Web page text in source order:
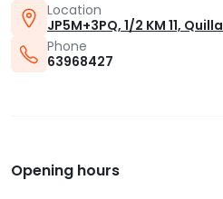
Location
JP5M+3PQ, 1/2 KM 11,
Phone
63968427
Opening hours